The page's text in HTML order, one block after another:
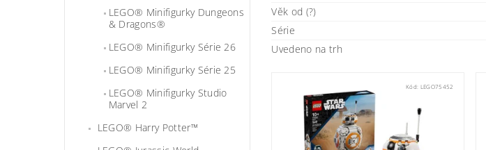
LEGO® Minifigurky Dungeons
& Dragons®
LEGO® Minifigurky Série 26
LEGO® Minifigurky Série 25
LEGO® Minifigurky Studio
Marvel 2
LEGO® Harry Potter™
Věk od (?)
Série
Uvedeno na trh
Kód: LEGO75452